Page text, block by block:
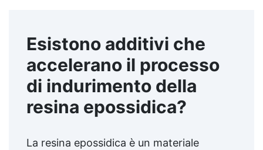
Esistono additivi che
accelerano il processo
di indurimento della
resina epossidica?
La resina epossidica è un materiale